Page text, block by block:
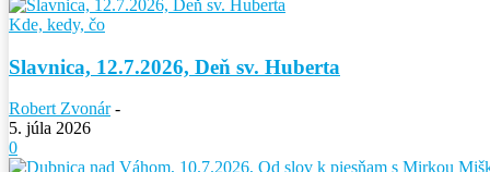
Kde, kedy, čo
Slavnica, 12.7.2026, Deň sv. Huberta
Robert Zvonár -
5. júla 2026
0